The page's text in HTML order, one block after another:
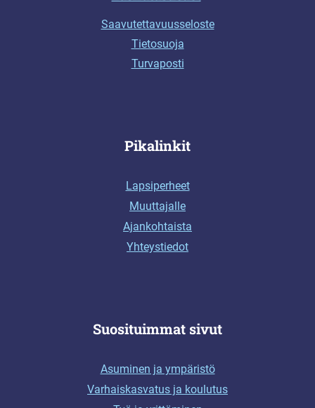
Saavutettavuusseloste
Tietosuoja
Turvaposti
Pikalinkit
Lapsiperheet
Muuttajalle
Ajankohtaista
Yhteystiedot
Suosituimmat sivut
Asuminen ja ympäristö
Varhaiskasvatus ja koulutus